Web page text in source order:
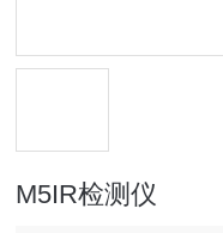
M5IR检测仪